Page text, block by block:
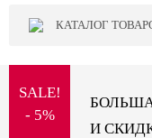
КАТАЛОГ
SALE!
- 5%
И